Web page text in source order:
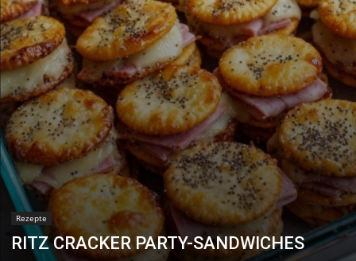
Rezepte
RITZ CRACKER PARTY-SANDWICHES